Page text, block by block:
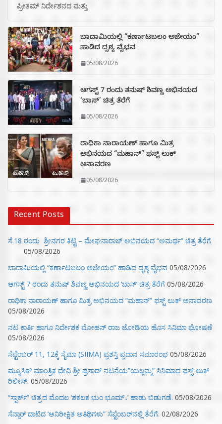
ಪ್ರೀತಮ್ ನಿರ್ದೇಶನದ ಮತ್ತು
ಬಾದಾಮಿಯಲ್ಲಿ “ಕರ್ಣಾಟಬಲಂ ಅಜೇಯಂ”
ಹಾಡಿದ ದೃಶ್ಯ ವೈಭವ
05/08/2026
ಆಗಸ್ಟ್ 7 ರಂದು ತನುಷ್ ಶಿವಣ್ಣ ಅಭಿನಯದ
‘ಬಾಸ್’ ಚಿತ್ರ ತೆರೆಗೆ
05/08/2026
ರಾಧಿಕಾ ನಾರಾಯಣ್ ಹಾಗೂ ಮಿತ್ರ
ಅಭಿನಯದ “ಮಹಾನ್” ಫಸ್ಟ್ ಲುಕ್
ಅನಾವರಣ
05/08/2026
Recent Posts
ಸೆ.18 ರಂದು ಶ್ರೀನಗರ ಕಿಟ್ಟಿ – ಮೇಘನಾರಾಜ್ ಅಭಿನಯದ “ಅಮರ್ಥ” ಚಿತ್ರ ತೆರೆಗೆ
05/08/2026
ಬಾದಾಮಿಯಲ್ಲಿ “ಕರ್ಣಾಟಬಲಂ ಅಜೇಯಂ” ಹಾಡಿದ ದೃಶ್ಯ ವೈಭವ 05/08/2026
ಆಗಸ್ಟ್ 7 ರಂದು ತನುಷ್ ಶಿವಣ್ಣ ಅಭಿನಯದ ‘ಬಾಸ್’ ಚಿತ್ರ ತೆರೆಗೆ 05/08/2026
ರಾಧಿಕಾ ನಾರಾಯಣ್ ಹಾಗೂ ಮಿತ್ರ ಅಭಿನಯದ “ಮಹಾನ್” ಫಸ್ಟ್ ಲುಕ್ ಅನಾವರಣ
05/08/2026
ನಟ ಕಾರ್ತಿ ಹಾಗೂ ನಿರ್ದೇಶಕ ಮೋಹನ್ ರಾಜ ಜೋಡಿಯ ಹೊಸ ಸಿನಿಮಾ ಘೋಷಣೆ
05/08/2026
ಸೆಪ್ಟೆಂಬರ್ 11, 12ಕ್ಕೆ ಸೈಮಾ (SIIMA) ಪ್ರಶಸ್ತಿ ಪ್ರದಾನ ಸಮಾರಂಭ 05/08/2026
ಮ್ಯೂಸಿಕ್‌ ಮಾಂತ್ರಿಕ ದೇವಿ ಶ್ರೀ ಪ್ರಸಾದ್ ನಟನೆಯ”ಯಲ್ಲಮ್ಮ” ಸಿನಿಮಾದ ಫಸ್ಟ್‌ ಲುಕ್‌
ರಿಲೀಸ್. 05/08/2026
“ಸ್ಪಾರ್ಕ್” ಚಿತ್ರದ ಮೊದಲ‌ ‘ಶಕಲಕ ಭುಂ‌ ಭೂಮ್..’ ಹಾಡು ಬಿಡುಗಡೆ. 05/08/2026
ಸೆನ್ಸಾರ್ ದಾಟಿದ ‘ಅನಿರೀಕ್ಷಿತ ಅತಿಥಿಗಳು” ಸೆಪ್ಟೆಂಬರ್‌ನಲ್ಲಿ ತೆರೆಗೆ. 02/08/2026